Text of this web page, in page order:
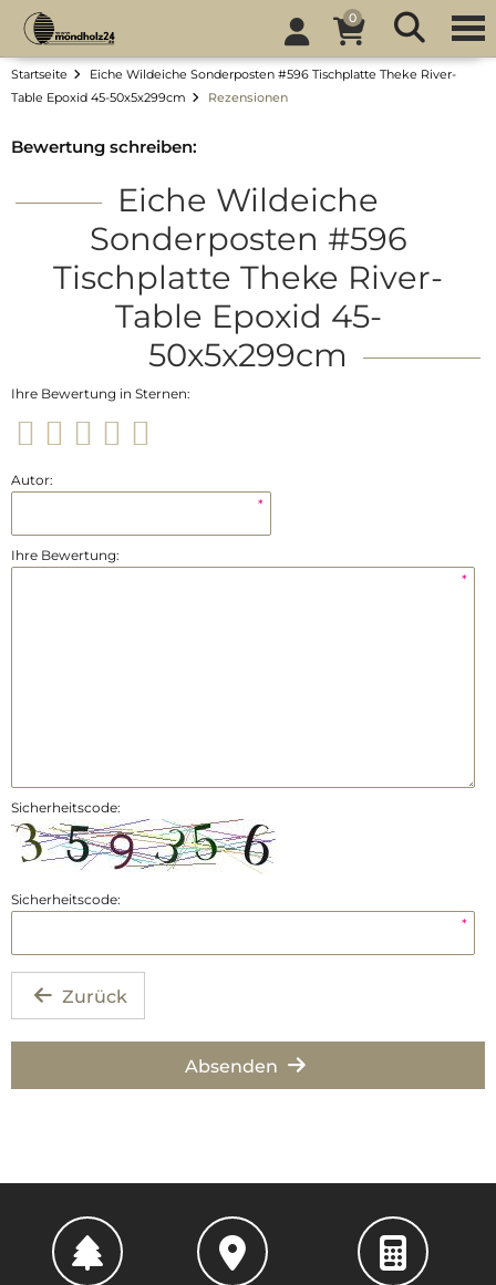
0
Startseite
Eiche Wildeiche Sonderposten #596 Tischplatte Theke River-
Table Epoxid 45-50x5x299cm
Rezensionen
Bewertung schreiben:
Eiche Wildeiche
Sonderposten #596
Tischplatte Theke River-
Table Epoxid 45-
50x5x299cm
Ihre Bewertung in Sternen:
Autor:
*
Ihre Bewertung:
*
Sicherheitscode:
Sicherheitscode:
*
Zurück
Absenden